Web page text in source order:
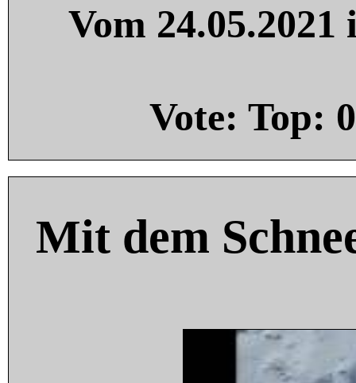
Vom
Vote: Top: 0
Mit dem